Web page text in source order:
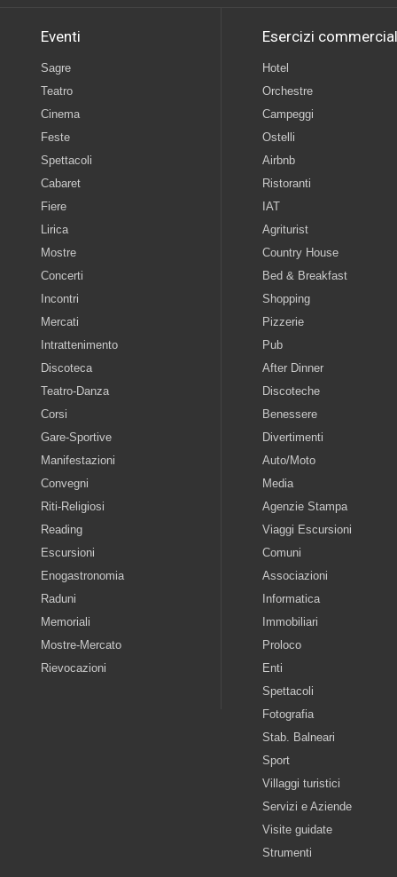
Eventi
Sagre
Teatro
Cinema
Feste
Spettacoli
Cabaret
Fiere
Lirica
Mostre
Concerti
Incontri
Mercati
Intrattenimento
Discoteca
Teatro-Danza
Corsi
Gare-Sportive
Manifestazioni
Convegni
Riti-Religiosi
Reading
Escursioni
Enogastronomia
Raduni
Memoriali
Mostre-Mercato
Rievocazioni
Esercizi
Hotel
Orchestre
Campeggi
Ostelli
Airbnb
Ristoranti
IAT
Agriturist
Country House
Bed & Breakfast
Shopping
Pizzerie
Pub
After Dinner
Discoteche
Benessere
Divertimenti
Auto/Moto
Media
Agenzie Stampa
Viaggi Escursioni
Comuni
Associazioni
Informatica
Immobiliari
Proloco
Enti
Spettacoli
Fotografia
Stab. Balneari
Sport
Villaggi turistici
Servizi e Aziende
Visite guidate
Strumenti